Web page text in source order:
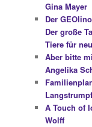
Gina Mayer
Der
Der große
Tiere für
Aber bitte
Angelika
A Touch of
Wolff